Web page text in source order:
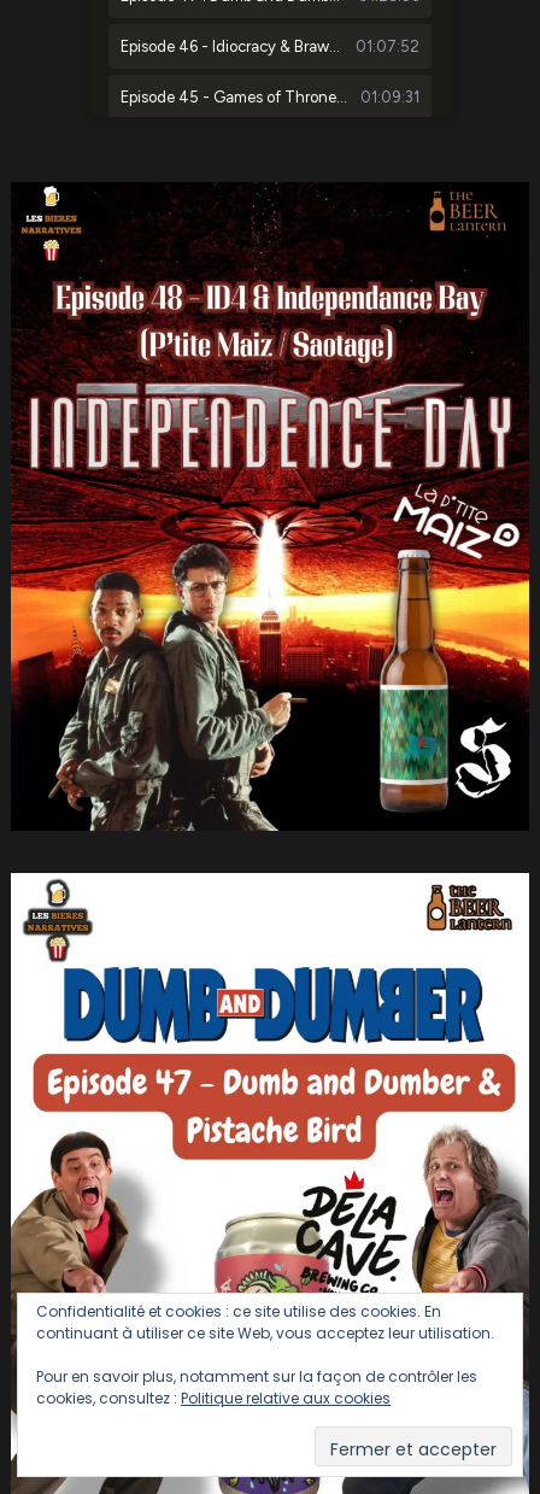
Confidentialité et cookies : ce site utilise des cookies. En
continuant à utiliser ce site Web, vous acceptez leur utilisation.
Pour en savoir plus, notamment sur la façon de contrôler les
cookies, consultez : Politique relative aux cookies